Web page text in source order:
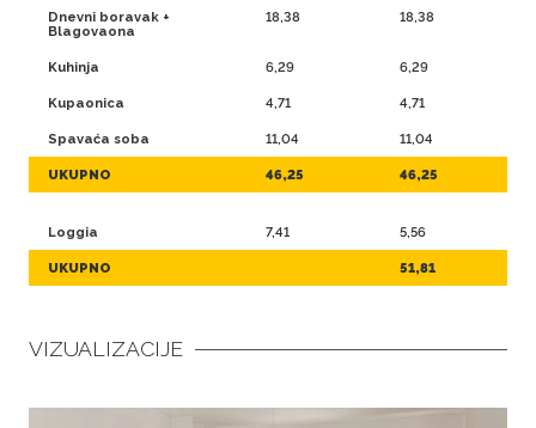
Dnevni boravak +
Blagovaona
18,38 18,38
Kuhinja 6,29 6,29
Kupaonica 4,71 4,71
Spavaća soba 11,04 11,04
UKUPNO 46,25 46,25
Loggia 7,41 5,56
UKUPNO 51,81
VIZUALIZACIJE